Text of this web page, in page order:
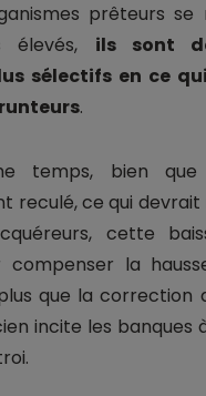
prêteurs se
élevés, ils sont
sélectifs en ce
.
temps, bien
reculé, ce qui
cette
compenser la
que la correction
incite les banques